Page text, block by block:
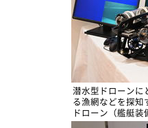
潜水型ドローンに
る漁網などを探知
ドローン（艦艇装